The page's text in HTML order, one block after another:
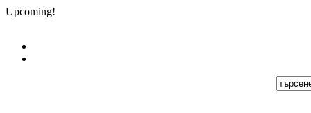
Upcoming!